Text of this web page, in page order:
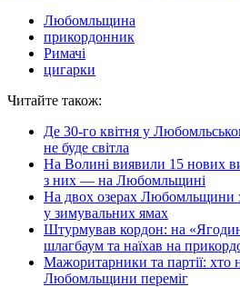
Любомльщина
прикордонник
Римачі
цигарки
Читайте також:
Де 30-го квітня у
не буде світла
На Волині виявили 15 нових
з них — на Любомльщині
На двох озерах Любомльщини
у зимувальних ямах
Штурмував кордон: на
шлагбаум та наїхав на
Мажоритарники та партії: хто
Любомльщини переміг